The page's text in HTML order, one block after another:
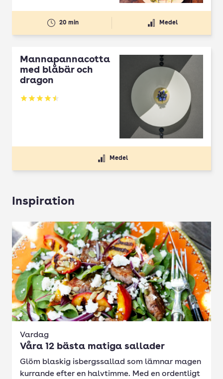
20 min Medel
Mannapannacotta
med blåbär och
dragon
Betyg: 4.5 av 5
Medel
Inspiration
Vardag
Våra 12 bästa matiga sallader
Glöm blaskig isbergssallad som lämnar magen
kurrande efter en halvtimme. Med en ordentligt